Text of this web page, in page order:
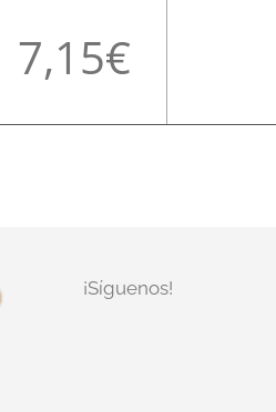
7,15
¡Síguenos!